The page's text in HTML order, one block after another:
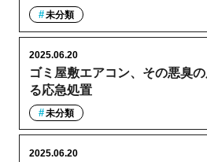
未分類
ゴミ屋敷エアコン、その悪臭
る応急処置
2025.06.20
未分類
2025.06.20